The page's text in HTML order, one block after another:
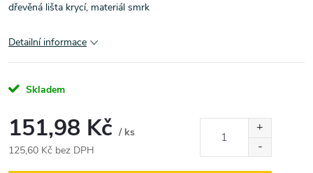
dřevěná lišta krycí, materiál smrk
Detailní informace
Skladem
151,98 Kč / ks
125,60 Kč bez DPH